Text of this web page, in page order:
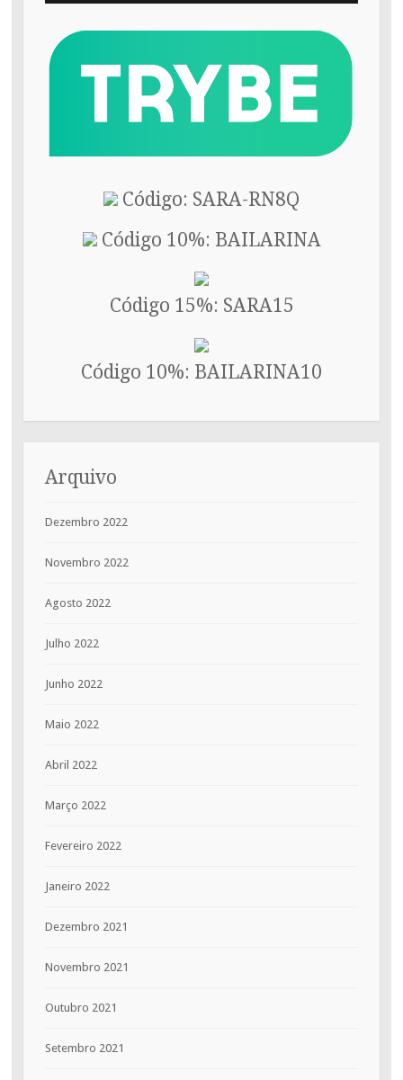
Código: SARA-RN8Q
Código 10%: BAILARINA
Código 15%: SARA15
Código 10%: BAILARINA10
Arquivo
Dezembro 2022
Novembro 2022
Agosto 2022
Julho 2022
Junho 2022
Maio 2022
Abril 2022
Março 2022
Fevereiro 2022
Janeiro 2022
Dezembro 2021
Novembro 2021
Outubro 2021
Setembro 2021